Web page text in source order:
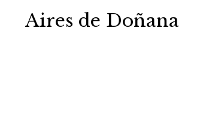
Aires de Doñana